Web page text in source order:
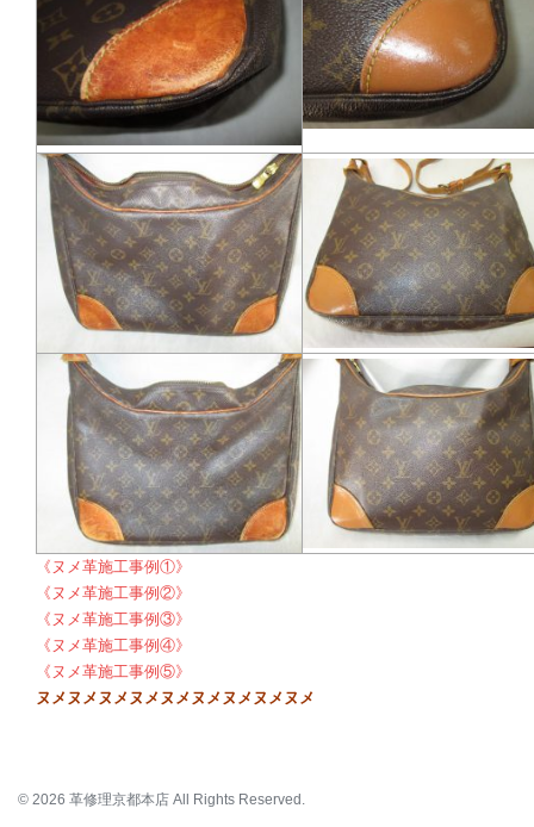
《ヌメ革施工事例①》
《ヌメ革施工事例②》
《ヌメ革施工事例③》
《ヌメ革施工事例④》
《ヌメ革施工事例⑤》
ヌメヌメヌメヌメヌメヌメヌメヌメヌメ
© 2026 革修理京都本店 All Rights Reserved.